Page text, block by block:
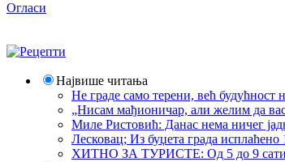
Огласи
Највише читања
Не граде само терени, већ
„Нисам мађионичар, али желим да
Миле Ристовић: Данас нема ничег
Лесковац; Из буџета града исплаћено
ХИТНО ЗА ТУРИСТЕ: Од 5 до 9 сати